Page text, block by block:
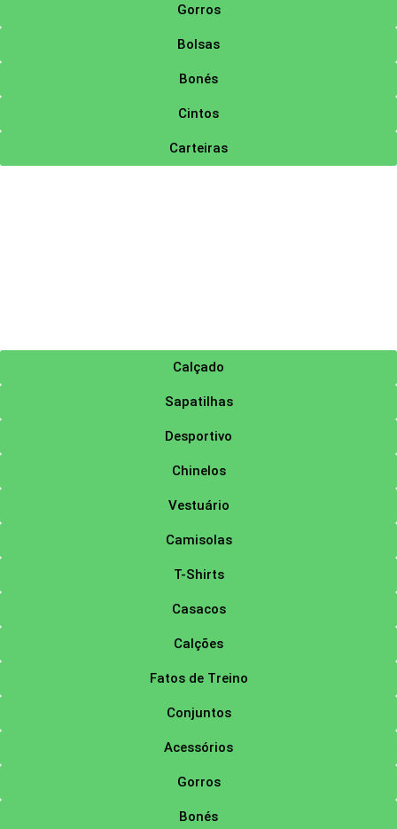
Gorros
Bolsas
Bonés
Cintos
Carteiras
Calçado
Sapatilhas
Desportivo
Chinelos
Vestuário
Camisolas
T-Shirts
Casacos
Calções
Fatos de Treino
Conjuntos
Acessórios
Gorros
Bonés